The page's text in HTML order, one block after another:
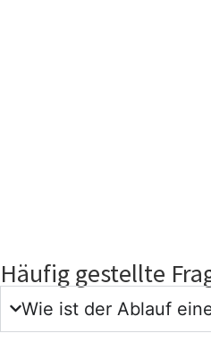
Häufig gestellte
Wie ist der Ablauf